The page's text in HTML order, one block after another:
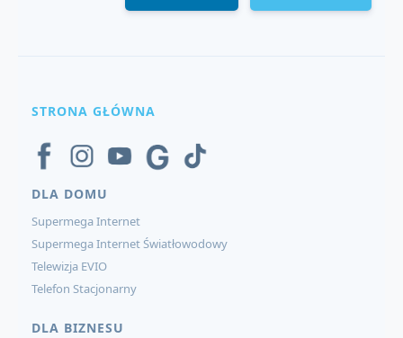
STRONA GŁÓWNA
DLA DOMU
Supermega Internet
Supermega Internet Światłowodowy
Telewizja EVIO
Telefon Stacjonarny
DLA BIZNESU